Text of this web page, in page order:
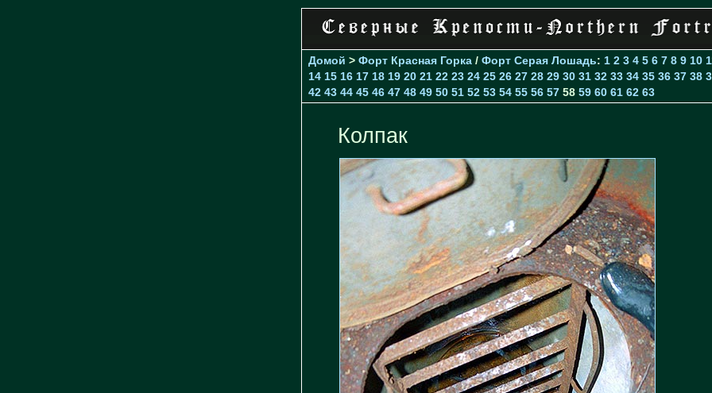
Домой > Форт Красная Горка / Форт Серая Лошадь: 1 2 3 4 5 6 7 8 9 10
14 15 16 17 18 19 20 21 22 23 24 25 26 27 28 29 30 31 32 33 34 35 36 37 38
42 43 44 45 46 47 48 49 50 51 52 53 54 55 56 57 58 59 60 61 62 63
Колпак